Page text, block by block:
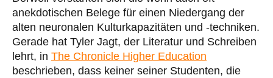
anekdotischen Belege für einen Niedergang der
alten neuronalen Kulturkapazitäten und -techniken.
Gerade hat Tyler Jagt, der Literatur und Schreiben
lehrt, in The Chronicle Higher Education
beschrieben, dass keiner seiner Studenten, die